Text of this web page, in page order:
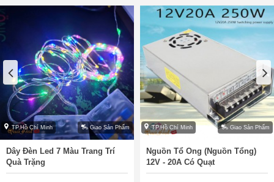
TP.Hồ Chí Minh Giao Sản Phẩm
Dây Đèn Led 7 Màu Trang Trí
Quà Trặng
TP.Hồ Chí Minh Giao Sản Phẩm
Nguồn Tổ Ong (Nguồn Tổng)
12V - 20A Có Quạt